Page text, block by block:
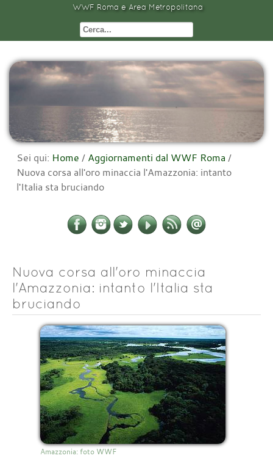
WWF Roma e Area Metropolitana
Sei qui: Home / Aggiornamenti dal WWF Roma /
Nuova corsa all'oro minaccia l'Amazzonia: intanto
l'Italia sta bruciando
Nuova corsa all'oro minaccia
l'Amazzonia: intanto l'Italia sta
bruciando
Amazzonia: foto WWF